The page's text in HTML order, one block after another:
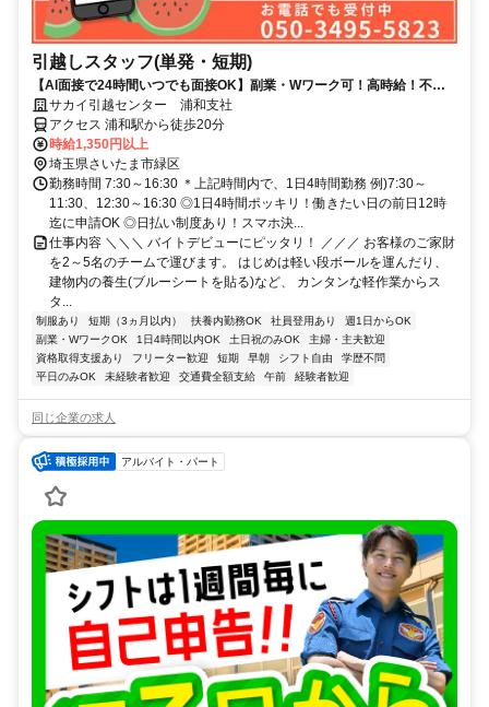
引越しスタッフ(単発・短期)
【AI面接で24時間いつでも面接OK】副業・Wワーク可！高時給！不規
則なシフトも◎短期・週1・1日4H～OK！
サカイ引越センター 浦和支社
アクセス 浦和駅から徒歩20分
時給1,350円以上
埼玉県さいたま市緑区
勤務時間 7:30～16:30 ＊上記時間内で、1日4時間勤務 例)7:30～
11:30、12:30～16:30 ◎1日4時間ポッキリ！働きたい日の前日12時
迄に申請OK ◎日払い制度あり！スマホ決...
仕事内容 ＼＼＼ バイトデビューにピッタリ！ ／／／ お客様のご家財
を2～5名のチームで運びます。 はじめは軽い段ボールを運んだり、
建物内の養生(ブルーシートを貼る)など、 カンタンな軽作業からス
タ...
制服あり 短期（3ヵ月以内） 扶養内勤務OK 社員登用あり
週1日からOK
副業・WワークOK
1日4時間以内OK 土日祝のみOK
主婦・主夫歓迎
資格取得支援あり
フリーター歓迎 短期 早朝 シフト自由
学歴不問
平日のみOK
未経験者歓迎 交通費全額支給 午前 経験者歓迎
同じ企業の求人
アルバイト・パート